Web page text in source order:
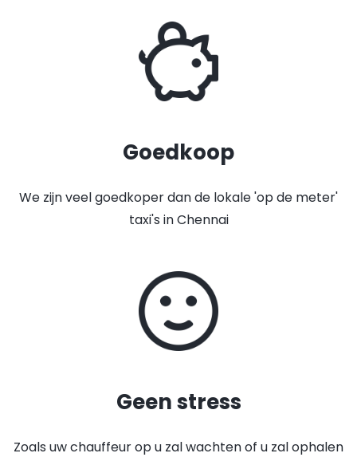
Goedkoop
We zijn veel goedkoper dan de lokale 'op de meter'
taxi's in Chennai
Geen stress
Zoals uw chauffeur op u zal wachten of u zal ophalen